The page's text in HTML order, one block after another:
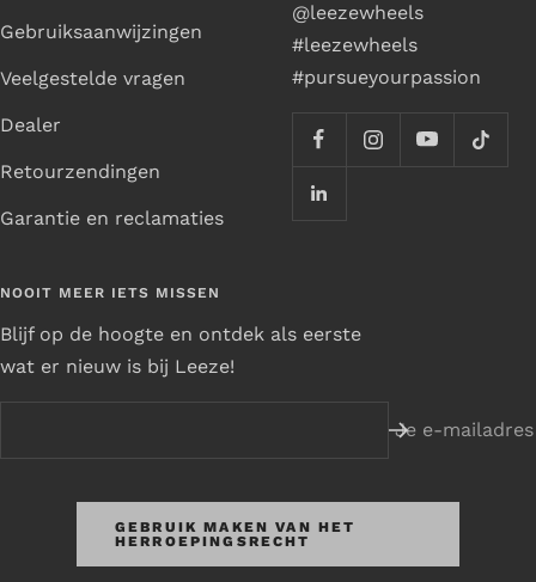
Gebruiksaanwijzingen
Veelgestelde vragen
Dealer
Retourzendingen
Garantie en reclamaties
@leezewheels
#leezewheels
#pursueyourpassion
NOOIT MEER IETS MISSEN
Blijf op de hoogte en ontdek als eerste
wat er nieuw is bij Leeze!
Je e-mailadres
GEBRUIK MAKEN VAN HET
HERROEPINGSRECHT